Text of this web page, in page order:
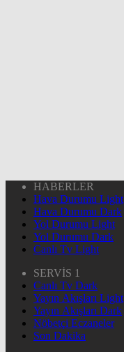
HABERLER
Hava Durumu Light
Hava Durumu Dark
Yol Durumu Light
Yol Durumu Dark
Canlı Tv Light
SERVİS 1
Canlı Tv Dark
Yayın Akışları Light
Yayın Akışları Dark
Nöbetçi Eczaneler
Son Dakika